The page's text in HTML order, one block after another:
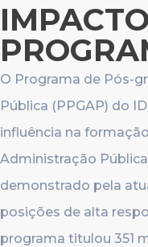
O Programa de Pós-
Pública (PPGAP) do
influência na
Administração
demonstrado pela
posições de alta
programa titulou 351